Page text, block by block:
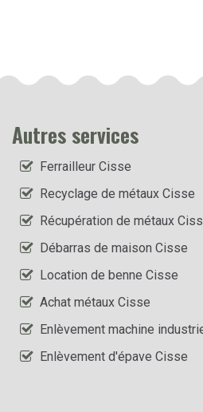
Autres services
Ferrailleur Cisse
Recyclage de métaux Cisse
Récupération de métaux
Débarras de maison Cisse
Location de benne Cisse
Achat métaux Cisse
Enlèvement machine
Enlèvement d'épave Cisse